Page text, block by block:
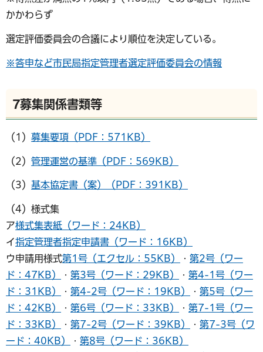
かかわらず
選定評価委員会の合議により順位を決定している。
※答申など市民局指定管理者選定評価委員会の情報
7募集関係書類等
（1） 募集要項（PDF：571KB）
（2） 管理運営の基準（PDF：569KB）
（3） 基本協定書（案）（PDF：391KB）
（4）様式集
ア様式集表紙（ワード：24KB）
イ指定管理者指定申請書（ワード：16KB）
ウ申請用様式第1号（エクセル：55KB） ・ 第2号（ワー
ド：47KB）
・ 第3号（ワード：29KB） ・ 第4-1号（ワー
ド：31KB）
・ 第4-2号（ワード：19KB） ・ 第5号（ワー
ド：42KB）
・ 第6号（ワード：33KB） ・ 第7-1号（ワー
ド：33KB）
・ 第7-2号（ワード：39KB） ・ 第7-3号（ワ
ード：40KB）
・ 第8号（ワード：36KB）